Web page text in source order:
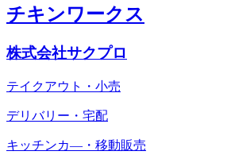
チキンワークス
株式会社サクプロ
テイクアウト・小売
デリバリー・宅配
キッチンカ―・移動販売